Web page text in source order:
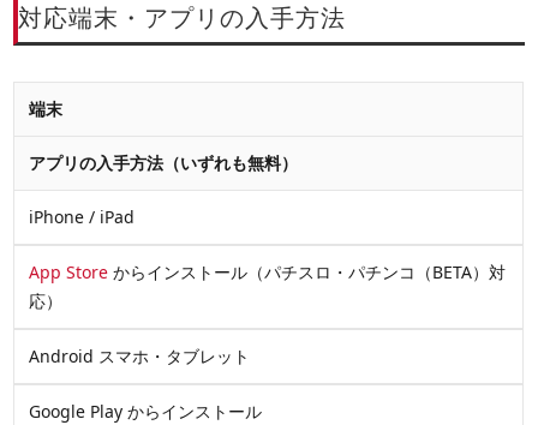
対応端末・アプリの入手方法
端末
アプリの入手方法（いずれも無料）
iPhone / iPad
App Store からインストール（パチスロ・パチンコ（BETA）対
応）
Android スマホ・タブレット
Google Play からインストール